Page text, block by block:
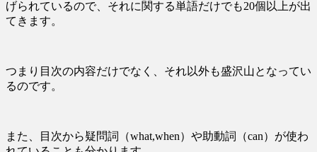
げられているので、それに関する単語だけでも20個以上が出
てきます。
つまり目次の内容だけでなく、それ以外も盛沢山となってい
るのです。
また、目次から疑問詞（what,when）や助動詞（can）が使わ